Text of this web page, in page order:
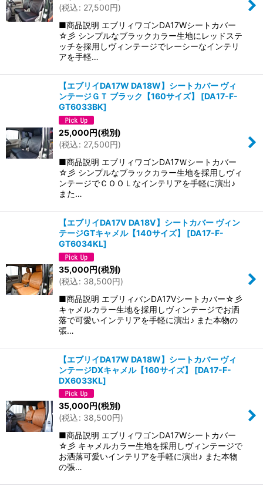
(税込: 27,500円)
■商品説明 エブリィワゴンDA17Wシートカバー
☆彡 シンプルなブラックカラー生地にレッドステ
ッチを採用しヴィンテージでレーシーなインテリ
アを手軽…
【エブリイDA17W DA18W】シートカバー ヴィ
ンテージＧＴ ブラック【160サイズ】 [DA17-F-
GT6033BK]
25,000円(税別)
(税込: 27,500円)
■商品説明 エブリィワゴンDA17Ｗシートカバー
☆彡 シンプルなブラックカラー生地を採用しヴィ
ンテージでＣＯＯＬなインテリアを手軽に演出♪
また…
【エブリイDA17V DA18V】シートカバー ヴィン
テージGTキャメル【140サイズ】
[DA17-F-
GT6034KL]
35,000円(税別)
(税込: 38,500円)
■商品説明 エブリィバンDA17Vシートカバー☆彡
キャメルカラー生地を採用しヴィンテージでお洒
落で可愛いインテリアを手軽に演出♪ また本物の
張…
【エブリイDA17W DA18W】シートカバー ヴィ
ンテージDXキャメル【160サイズ】
[DA17-F-
DX6033KL]
35,000円(税別)
(税込: 38,500円)
■商品説明 エブリィワゴンDA17Wシートカバー
☆彡 キャメルカラー生地を採用しヴィンテージで
お洒落可愛いインテリアを手軽に演出♪ また本物
の張…